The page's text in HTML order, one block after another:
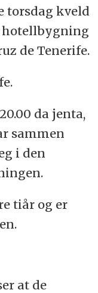
torsdag kveld
hotellbygning
de Tenerife.
da jenta,
sammen
i den
tiår og er
at de